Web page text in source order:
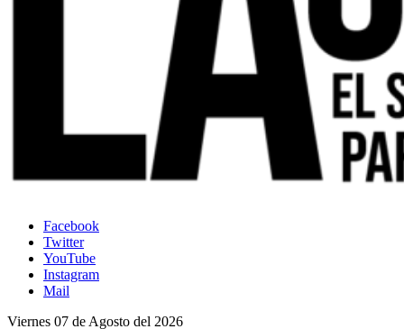
Facebook
Twitter
YouTube
Instagram
Mail
Viernes 07 de Agosto del 2026